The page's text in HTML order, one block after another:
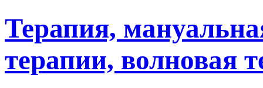
Терапия,
терапии, волновая